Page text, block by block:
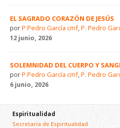
EL SAGRADO CORAZÓN DE JESÚS
porP Pedro García cmf,P. Pedro
12 junio, 2026
SOLEMNIDAD DEL CUERPO Y
porP Pedro García cmf,P. Pedro
6 junio, 2026
Espiritualidad
Secretaría de Espiritualidad